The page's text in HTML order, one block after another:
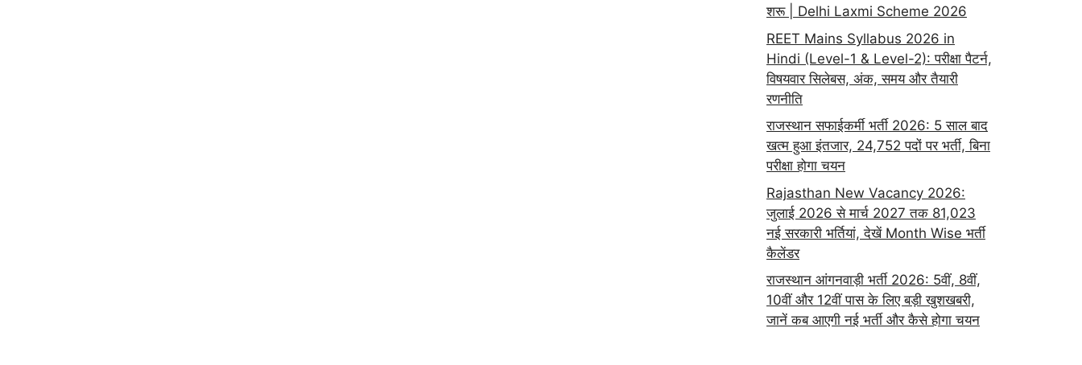
शरू | Delhi Laxmi Scheme 2026
REET Mains Syllabus 2026 in
Hindi (Level-1 & Level-2): परीक्षा पैटर्न,
विषयवार सिलेबस, अंक, समय और तैयारी
रणनीति
राजस्थान सफाईकर्मी भर्ती 2026: 5 साल बाद
खत्म हुआ इंतजार, 24,752 पदों पर भर्ती, बिना
परीक्षा होगा चयन
Rajasthan New Vacancy 2026:
जुलाई 2026 से मार्च 2027 तक 81,023
नई सरकारी भर्तियां, देखें Month Wise भर्ती
कैलेंडर
राजस्थान आंगनवाड़ी भर्ती 2026: 5वीं, 8वीं,
10वीं और 12वीं पास के लिए बड़ी खुशखबरी,
जानें कब आएगी नई भर्ती और कैसे होगा चयन